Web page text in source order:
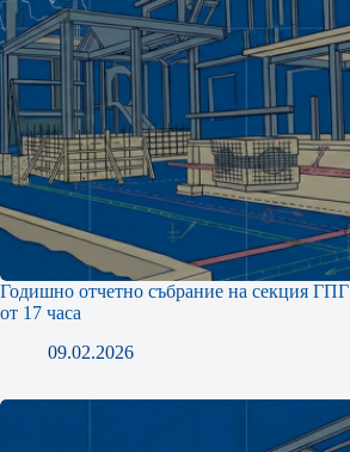
Годишно отчетно събрание на секция ГПГ
от 17 часа
09.02.2026